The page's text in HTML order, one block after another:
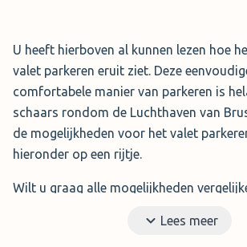
U heeft hierboven al kunnen lezen hoe
valet parkeren eruit ziet. Deze
comfortabele manier van parkeren is
schaars rondom de Luchthaven van
de mogelijkheden voor het valet
hieronder op een rijtje.
Wilt u graag alle mogelijkheden
parkeertarieven bij
Lees meer